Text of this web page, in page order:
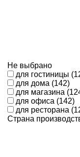
Не выбрано
для гостиницы
для дома (142)
для магазина
для офиса (142)
для ресторана
Страна